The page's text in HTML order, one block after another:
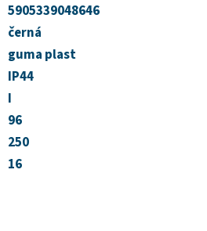
5905339048646
černá
guma plast
IP44
I
96
250
16